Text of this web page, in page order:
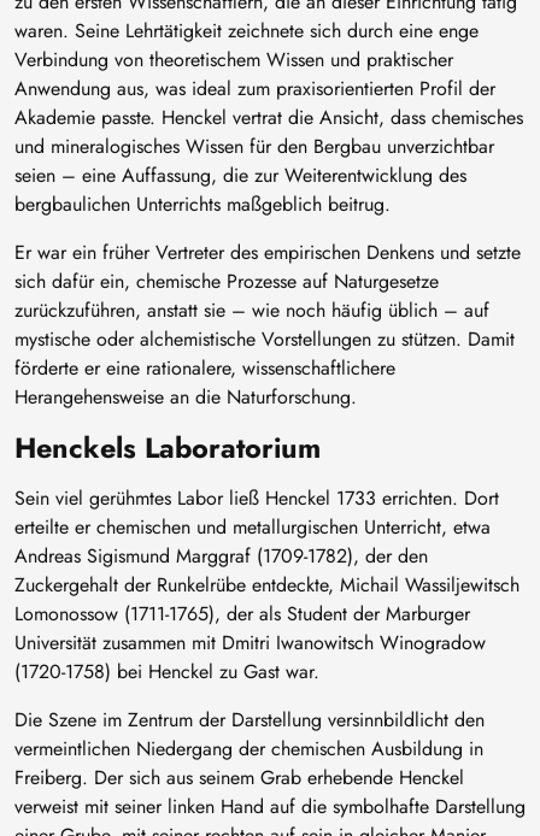
waren. Seine Lehrtätigkeit zeichnete sich durch eine enge
Verbindung von theoretischem Wissen und praktischer
Anwendung aus, was ideal zum praxisorientierten Profil der
Akademie passte. Henckel vertrat die Ansicht, dass chemisches
und mineralogisches Wissen für den Bergbau unverzichtbar
seien – eine Auffassung, die zur Weiterentwicklung des
bergbaulichen Unterrichts maßgeblich beitrug.
Er war ein früher Vertreter des empirischen Denkens und setzte
sich dafür ein, chemische Prozesse auf Naturgesetze
zurückzuführen, anstatt sie – wie noch häufig üblich – auf
mystische oder alchemistische Vorstellungen zu stützen. Damit
förderte er eine rationalere, wissenschaftlichere
Herangehensweise an die Naturforschung.
Henckels Laboratorium
Sein viel gerühmtes Labor ließ Henckel 1733 errichten. Dort
erteilte er chemischen und metallurgischen Unterricht, etwa
Andreas Sigismund Marggraf (1709-1782), der den
Zuckergehalt der Runkelrübe entdeckte, Michail Wassiljewitsch
Lomonossow (1711-1765), der als Student der Marburger
Universität zusammen mit Dmitri Iwanowitsch Winogradow
(1720-1758) bei Henckel zu Gast war.
Die Szene im Zentrum der Darstellung versinnbildlicht den
vermeintlichen Niedergang der chemischen Ausbildung in
Freiberg. Der sich aus seinem Grab erhebende Henckel
verweist mit seiner linken Hand auf die symbolhafte Darstellung